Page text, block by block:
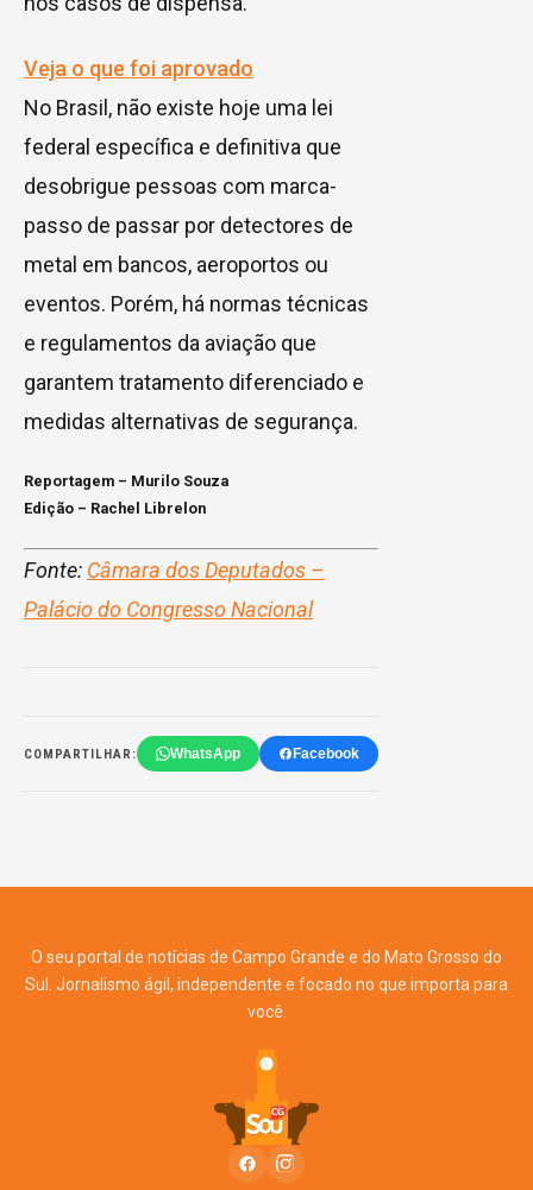
Veja o que foi aprovado
No Brasil, não existe hoje uma lei
federal específica e definitiva que
desobrigue pessoas com marca-
passo de passar por detectores de
metal em bancos, aeroportos ou
eventos. Porém, há normas técnicas
e regulamentos da aviação que
garantem tratamento diferenciado e
medidas alternativas de segurança.
Reportagem – Murilo Souza
Edição – Rachel Librelon
Fonte: Câmara dos Deputados –
Palácio do Congresso Nacional
COMPARTILHAR: WhatsApp Facebook
O seu portal de notícias de Campo Grande e do Mato Grosso do
Sul. Jornalismo ágil, independente e focado no que importa para
você.